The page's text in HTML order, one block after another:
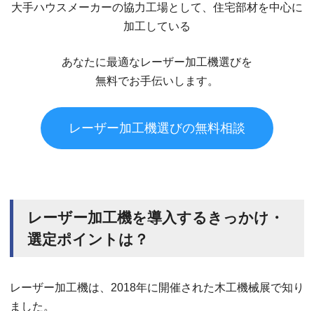
大手ハウスメーカーの協力工場として、住宅部材を中心に
加工している
あなたに最適なレーザー加工機選びを
無料でお手伝いします。
レーザー加工機選びの無料相談
レーザー加工機を導入するきっかけ・
選定ポイントは？
レーザー加工機は、2018年に開催された木工機械展で知り
ました。